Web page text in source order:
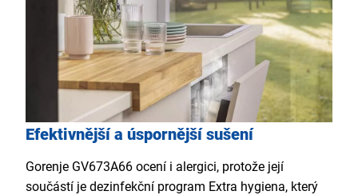
Efektivnější a úspornější sušení
Gorenje GV673A66 ocení i alergici, protože její
součástí je dezinfekční program Extra hygiena, který